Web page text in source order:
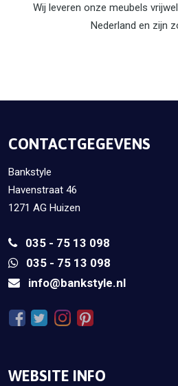
Wij leveren onze meubels
Nederland en zijn
CONTACTGEGEVENS
Bankstyle
Havenstraat 46
1271 AG Huizen
035 - 75 13 098
035 - 75 13 098
info@bankstyle.nl
WEBSITE INFO